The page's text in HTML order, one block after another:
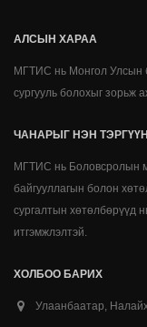
АЛСЫН ХАРАА
МГТИС нь Монгол Улсын
сургууль болохыг зорьж
ЧАНАРЫГ НЭН
МГТИС нь Боловсролын
байгууллагын болон
сургалтын хөтөлбөрүүд
итгэмжлэлтэй.
ХОЛБОО БАРИХ
Улаанбаатар,